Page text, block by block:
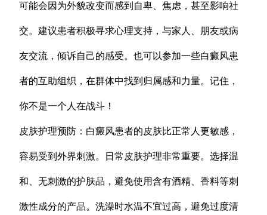
可能会因为外貌改变而感到自卑、焦虑，甚至影响社
交。建议患者积极寻求心理支持，与家人、朋友或病
友交流，倾诉自己的感受。也可以参加一些白癜风患
者的互助组织，在群体中找到归属感和力量。记住，
你不是一个人在战斗！
皮肤护理预防：白癜风患者的皮肤比正常人更敏感，
容易受到外界刺激。日常皮肤护理非常重要。选择温
和、无刺激的护肤品，避免使用含有酒精、香料等刺
激性成分的产品。洗澡时水温不宜过高，避免过度清